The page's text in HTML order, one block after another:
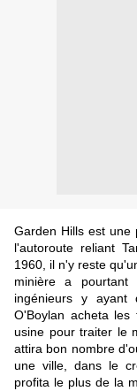
Garden Hills est une
l'autoroute reliant
1960, il n'y reste
minière a pourtant
ingénieurs y ayant
O'Boylan acheta les
usine pour traiter le
attira bon nombre
une ville, dans le
profita le plus de la